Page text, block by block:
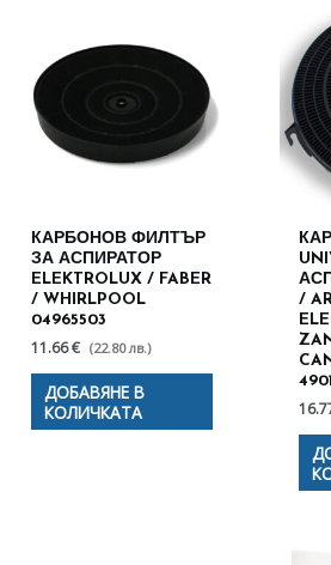
КАРБОНОВ ФИЛТЪР
ЗА АСПИРАТОР
ELEKTROLUX / FABER
/ WHIRLPOOL
04965503
11.66 € (22.80 лв.)
ДОБАВЯНЕ В
КОЛИЧКАТА
/